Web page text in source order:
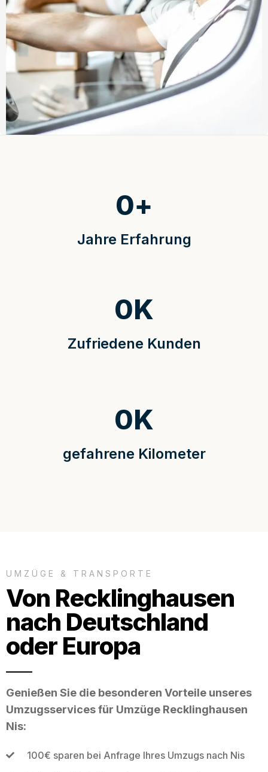
Jahre Erfahrung
0+
Zufriedene Kunden
0K
gefahrene Kilometer
0K
UMZÜGE & TRANSPORTE
Von Recklinghausen
nach Deutschland
oder Europa
Genießen Sie die besonderen Vorteile unseres
Umzugsservices für Umzüge Recklinghausen
Nis:
100€ sparen bei Anfrage Ihres Umzugs nach Nis